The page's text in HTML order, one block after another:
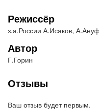
Александр Исаков
Режиссеры – Борис
Музыкальный
Свет – Павел
Действующие
Конферансье –
Режиссёр
з.а.России А.Исаков,
Автор
Г.Горин
Отзывы
Ваш отзыв будет первым.